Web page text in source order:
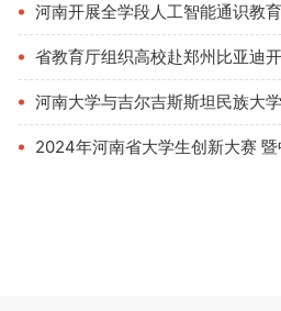
河南开展全学段人工智能通识教育
省教育厅组织高校赴郑州比亚迪开展访企
河南大学与吉尔吉斯斯坦民族大学签署共建丝
2024年河南省大学生创新大赛 暨中国国际大学生